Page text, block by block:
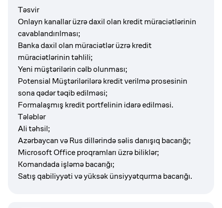
Təsvir
Onlayn kanallar üzrə daxil olan kredit müraciətlərinin
cavablandırılması;
Banka daxil olan müraciətlər üzrə kredit
müraciətlərinin təhlili;
Yeni müştərilərin cəlb olunması;
Potensial Müştərilərilərə kredit verilmə prosesinin
sona qədər təqib edilməsi;
Formalaşmış kredit portfelinin idarə edilməsi.
Tələblər
Ali təhsil;
Azərbaycan və Rus dillərində səlis danışıq bacarığı;
Microsoft Office proqramları üzrə biliklər;
Komandada işləmə bacarığı;
Satış qabiliyyəti və yüksək ünsiyyətqurma bacarığı.